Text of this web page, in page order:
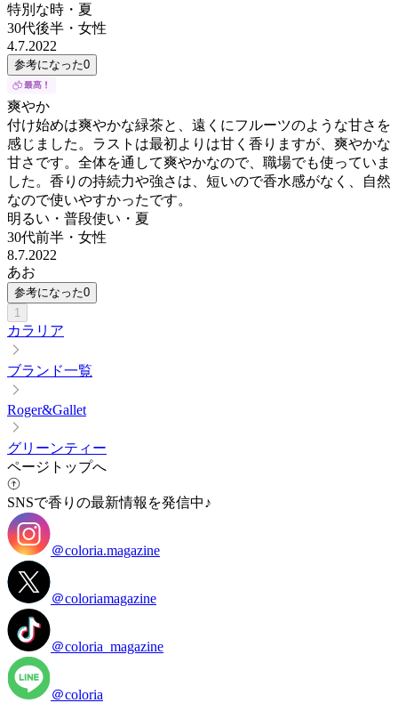
特別な時・夏
30代後半 ・ 女性
4.7.2022
参考になった0
爽やか
付け始めは爽やかな緑茶と、遠くにフルーツのような甘さを
感じました。ラストは最初よりは甘く香りますが、爽やかな
甘さです。全体を通して爽やかなので、職場でも使っていま
した。香りの持続力や強さは、短いので香水感がなく、自然
なので使いやすかったです。
明るい・普段使い・夏
30代前半 ・ 女性
8.7.2022
あお
参考になった0
1
カラリア
ブランド一覧
Roger&Gallet
グリーンティー
ページトップへ
SNSで香りの最新情報を発信中♪
＠coloria.magazine
＠coloriamagazine
＠coloria_magazine
＠coloria